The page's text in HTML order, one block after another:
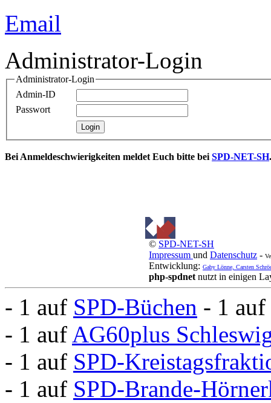
Email
Administrator-Login
Administrator-Login
Admin-ID
Passwort
Bei Anmeldeschwierigkeiten meldet Euch bitte bei SPD-NET-SH.
© SPD-NET-SH
Impressum und Datenschutz -
Entwicklung: Gaby Lönne, Carsten
php-spdnet nutzt in einigen
- 1 auf SPD-Büchen - 1 auf
- 1 auf AG60plus
- 1 auf SPD-
- 1 auf SPD-Brande-